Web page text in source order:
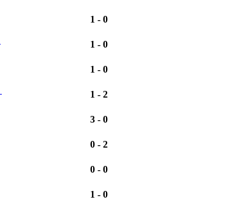
1 - 0
1 - 0
1 - 0
1 - 2
3 - 0
0 - 2
0 - 0
1 - 0